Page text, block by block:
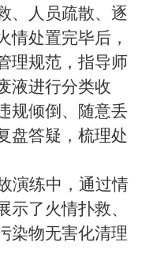
、人员疏散、逐
情处置完毕后，
理规范，指导师
液进行分类收
规倾倒、随意丢
盘答疑，梳理处
演练中，通过情
示了火情扑救、
染物无害化清理